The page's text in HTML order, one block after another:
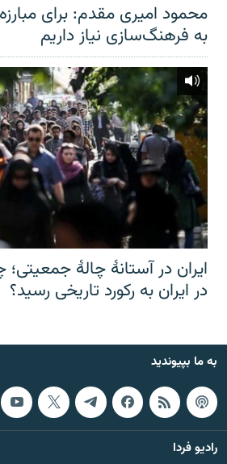
محمود امیری مقدم: برای مبارزه
به فرهنگ‌سازی نیاز داریم
ایران در آستانهٔ چالهٔ جمعیتی؛
در ایران به رکورد تاریخی رسید؟
به ما بپیوندید
رادیو فردا